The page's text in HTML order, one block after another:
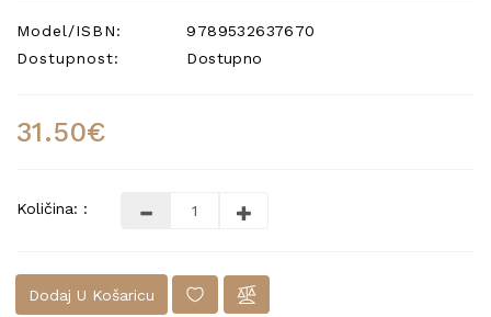
Model/ISBN:
9789532637670
Dostupnost:
Dostupno
31.50€
Količina: :
Dodaj U Košaricu